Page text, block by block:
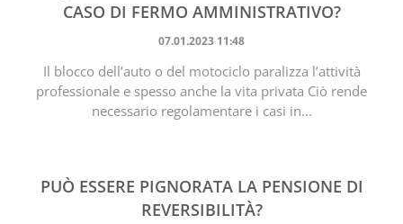
CASO DI FERMO AMMINISTRATIVO?
07.01.2023 11:48
Il blocco dell’auto o del motociclo paralizza l’attività
professionale e spesso anche la vita privata Ciò rende
necessario regolamentare i casi in...
PUÒ ESSERE PIGNORATA LA PENSIONE DI
REVERSIBILITÀ?